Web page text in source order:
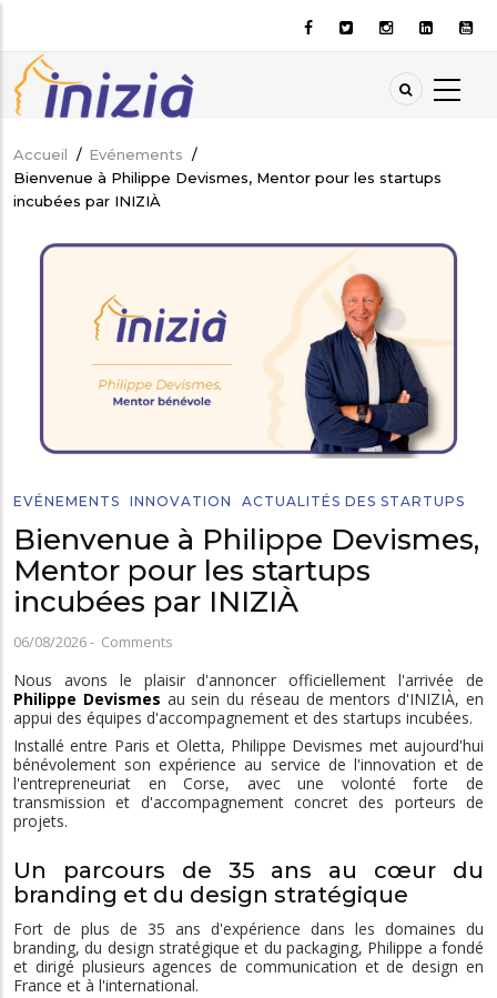
contenu
principal
Fil
d'Ariane
Accueil / Evénements /
Bienvenue à Philippe Devismes, Mentor pour les startups
incubées par INIZIÀ
EVÉNEMENTS INNOVATION ACTUALITÉS DES STARTUPS
Bienvenue à Philippe Devismes,
Mentor pour les startups
incubées par INIZIÀ
06/08/2026- Comments
Nous avons le plaisir d'annoncer officiellement l'arrivée de
Philippe Devismes au sein du réseau de mentors d'INIZIÀ, en
appui des équipes d'accompagnement et des startups incubées.
Installé entre Paris et Oletta, Philippe Devismes met aujourd'hui
bénévolement son expérience au service de l'innovation et de
l'entrepreneuriat en Corse, avec une volonté forte de
transmission et d'accompagnement concret des porteurs de
projets.
Un parcours de 35 ans au cœur du
branding et du design stratégique
Fort de plus de 35 ans d'expérience dans les domaines du
branding, du design stratégique et du packaging, Philippe a fondé
et dirigé plusieurs agences de communication et de design en
France et à l'international.